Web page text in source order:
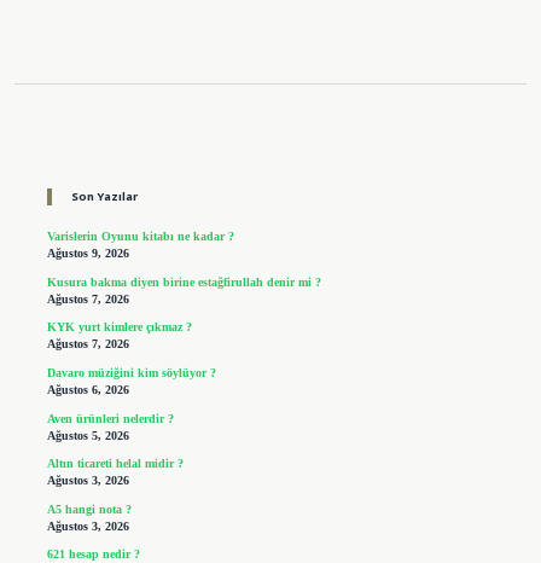
Son Yazılar
Varislerin Oyunu kitabı ne kadar ?
Ağustos 9, 2026
Kusura bakma diyen birine estağfirullah denir mi ?
Ağustos 7, 2026
KYK yurt kimlere çıkmaz ?
Ağustos 7, 2026
Davaro müziğini kim söylüyor ?
Ağustos 6, 2026
Aven ürünleri nelerdir ?
Ağustos 5, 2026
Altın ticareti helal midir ?
Ağustos 3, 2026
A5 hangi nota ?
Ağustos 3, 2026
621 hesap nedir ?